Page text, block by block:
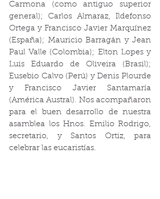
Carmona (como antiguo superior
general); Carlos Almaraz, Ildefonso
Ortega y Francisco Javier Marquínez
(España); Mauricio Barragán y Jean
Paul Valle (Colombia); Elton Lopes y
Luis Eduardo de Oliveira (Brasil);
Eusebio Calvo (Perú) y Denis Plourde
y Francisco Javier Santamaría
(América Austral). Nos acompañaron
para el buen desarrollo de nuestra
asamblea los Hnos. Emilio Rodrigo,
secretario, y Santos Ortiz, para
celebrar las eucaristías.